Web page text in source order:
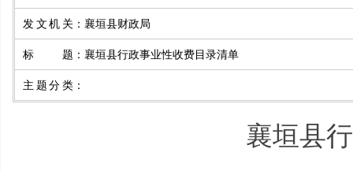
发文机关 ： 襄垣县财政局
标题 ： 襄垣县行政事业性收费目录清单
主题分类 ：
襄垣县